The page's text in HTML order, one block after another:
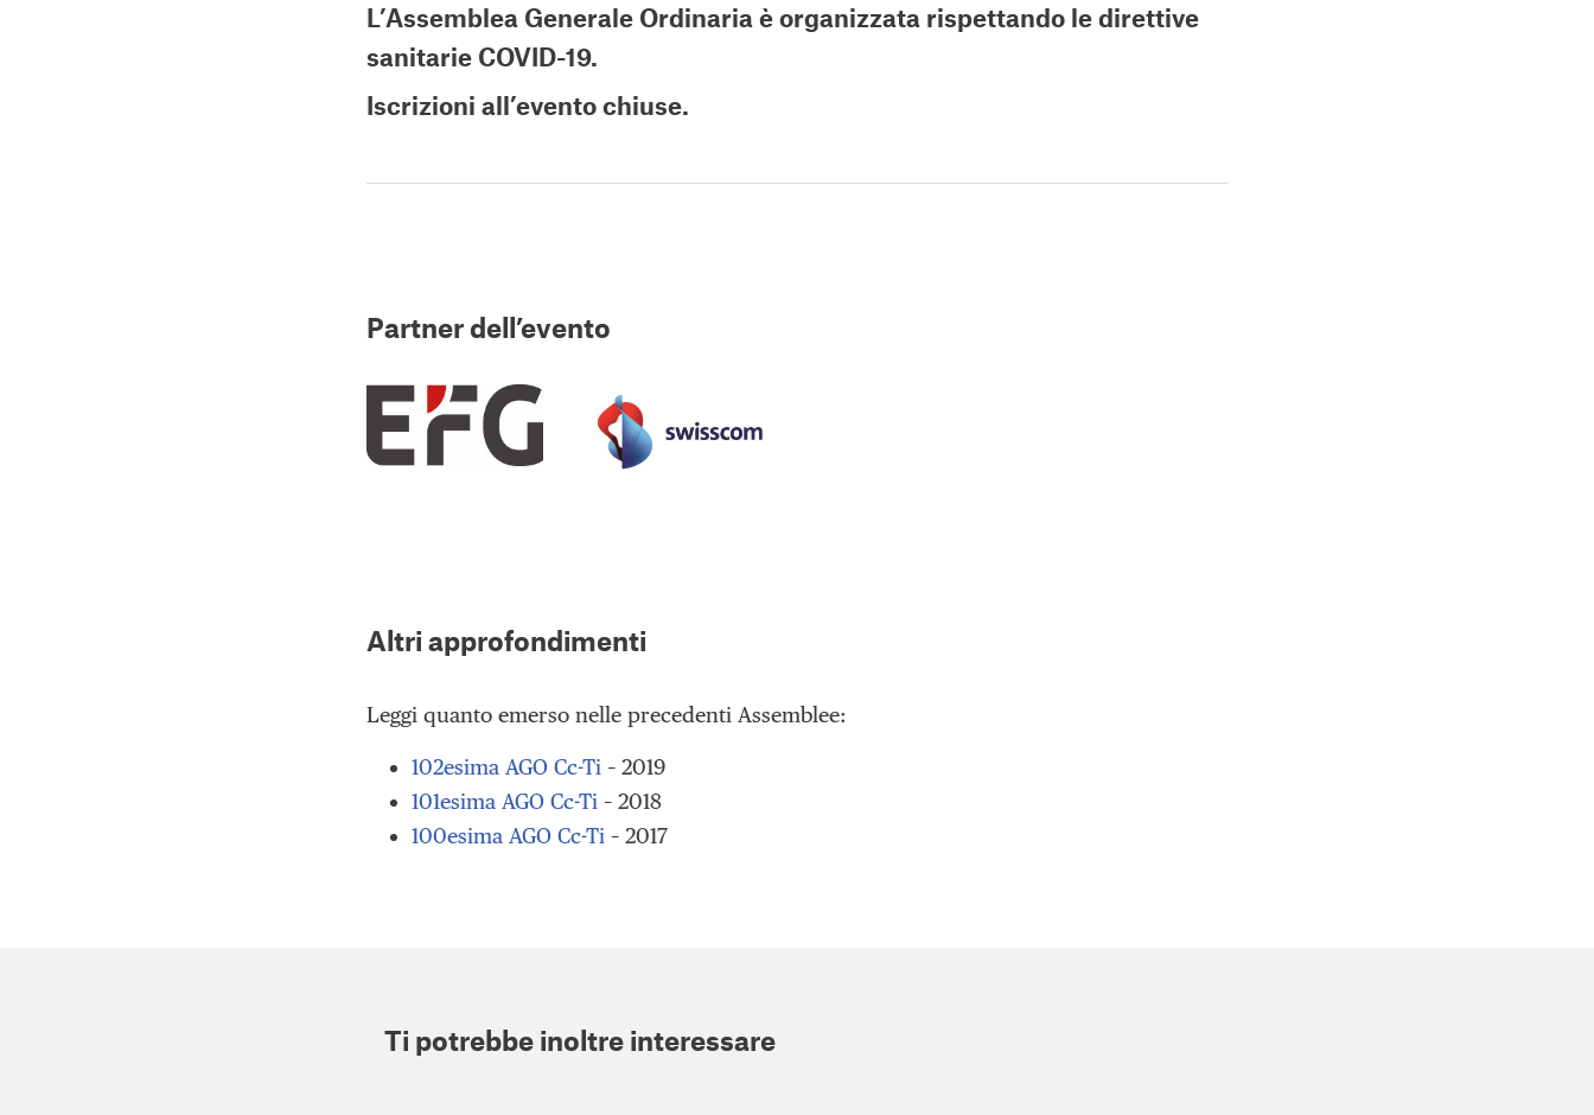
L’Assemblea Generale Ordinaria è organizzata rispettando le direttive
sanitarie COVID-19.
Iscrizioni all’evento chiuse.
Partner dell’evento
Altri approfondimenti
Leggi quanto emerso nelle precedenti Assemblee:
102esima AGO Cc-Ti – 2019
101esima AGO Cc-Ti – 2018
100esima AGO Cc-Ti – 2017
Ti potrebbe inoltre interessare